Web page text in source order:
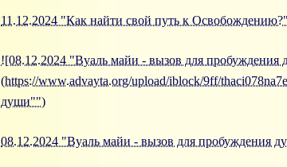
11.12.2024 "Как найти свой путь к Освобождению?"
![08.12.2024 "Вуаль майи - вызов для пробуждения
(https://www.advayta.org/upload/iblock/9ff/
души"")
08.12.2024 "Вуаль майи - вызов для пробуждения